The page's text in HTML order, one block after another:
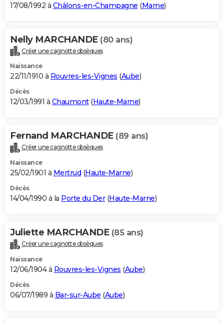
17/08/1992 à Châlons-en-Champagne (Marne)
Nelly MARCHANDE (80 ans)
Créer une cagnotte obsèques
Naissance
22/11/1910 à Rouvres-les-Vignes (Aube)
Décès
12/03/1991 à Chaumont(Haute-Marne)
Fernand MARCHANDE (89 ans)
Créer une cagnotte obsèques
Naissance
25/02/1901 à Mertrud (Haute-Marne)
Décès
14/04/1990 à la Porte du Der(Haute-Marne)
Juliette MARCHANDE (85 ans)
Créer une cagnotte obsèques
Naissance
12/06/1904 à Rouvres-les-Vignes (Aube)
Décès
06/07/1989 à Bar-sur-Aube (Aube)